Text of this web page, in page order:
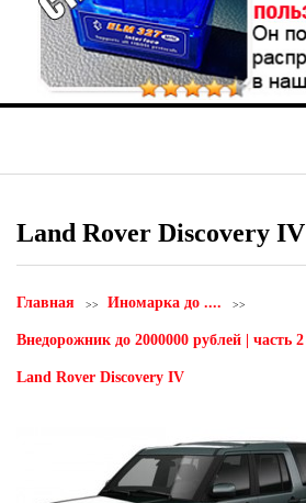
Land Rover Discovery IV
Главная Иномарка до ....
Внедорожник до 2000000 рублей | часть 2
Land Rover Discovery IV